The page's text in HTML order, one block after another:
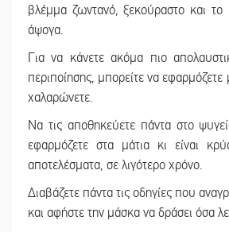
βλέμμα ζωντανό, ξεκούραστο και το
άψογα.
Για να κάνετε ακόμα πιο
περιποίησης, μπορείτε να
χαλαρώνετε.
Να τις αποθηκεύετε πάντα στο
εφαρμόζετε στα μάτια κι είναι
αποτελέσματα, σε λιγότερο χρόνο.
Διαβάζετε πάντα τις οδηγίες που
και αφήστε την μάσκα να δράσει όσα